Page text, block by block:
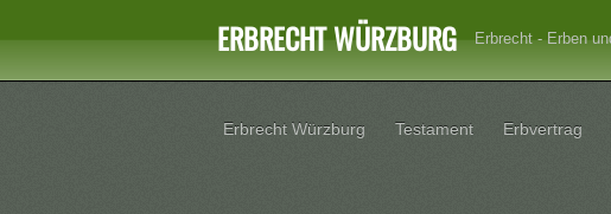
ERBRECHT WÜRZBURG Erbrecht - Erben
Erbrecht Würzburg Testament Erbvertrag